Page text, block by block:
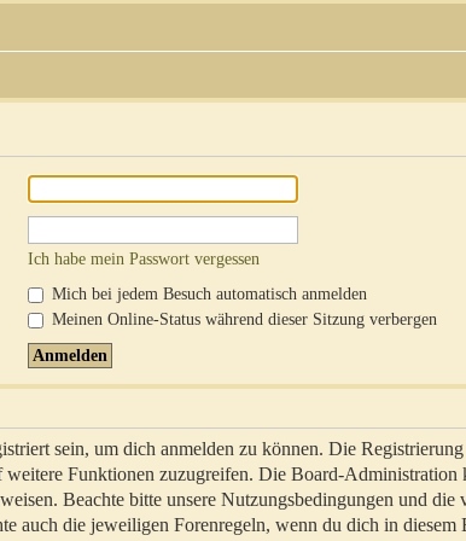
Ich habe mein Passwort vergessen
Mich bei jedem Besuch automatisch anmelden
Meinen Online-Status während dieser Sitzung verbergen
sein, um dich anmelden zu können. Die
Funktionen zuzugreifen. Die Board-Administration
Beachte bitte unsere Nutzungsbedingungen und die
auch die jeweiligen Forenregeln, wenn du dich in diesem